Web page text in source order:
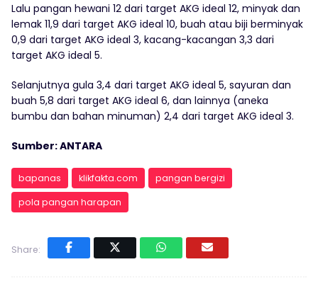
Lalu pangan hewani 12 dari target AKG ideal 12, minyak dan
lemak 11,9 dari target AKG ideal 10, buah atau biji berminyak
0,9 dari target AKG ideal 3, kacang-kacangan 3,3 dari
target AKG ideal 5.
Selanjutnya gula 3,4 dari target AKG ideal 5, sayuran dan
buah 5,8 dari target AKG ideal 6, dan lainnya (aneka
bumbu dan bahan minuman) 2,4 dari target AKG ideal 3.
Sumber: ANTARA
bapanas klikfakta.com
pangan bergizi
pola pangan harapan
Share: